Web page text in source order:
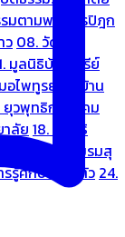
มตามพระไตรปิฎก
ว 08. วัด
มูลนิธิบ้านอารีย์
อไพทูรย์
14. บ้าน
ยุวพุทธิกสมาคม
ลัย 18. มูลนิธิ
21. ชมรมสุ
รรู้ศึกษารู้สึกตัว 24.